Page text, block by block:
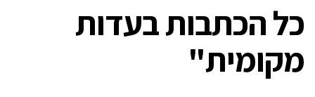
כל הכתבות בעדות
מקומית"